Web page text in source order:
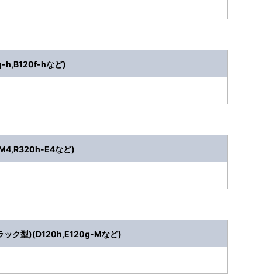
h,B120f-hなど)
E4など)
ック型)(D120h,E120g-Mなど)